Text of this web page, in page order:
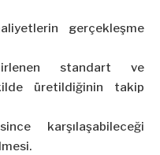
gerçekleşme
standart ve
üretildiğinin takip
karşılaşabileceği